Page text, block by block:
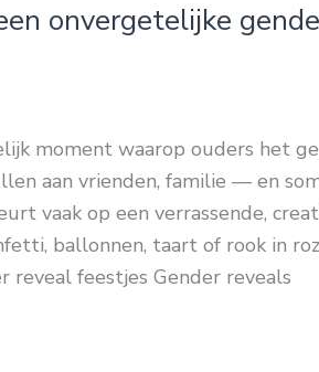
onvergetelijke
moment waarop ouders het
aan vrienden, familie — en
vaak op een verrassende,
ballonnen, taart of rook in
reveal feestjes Gender reveals